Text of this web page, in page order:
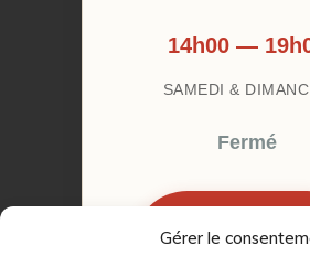
Gérer le
14h00 —
SAMEDI &
Fermé